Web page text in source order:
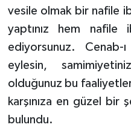
vesile olmak bir nafile
yaptınız hem nafile
ediyorsunuz. Cenab-
eylesin,
olduğunuz bu
karşınıza en güzel bir
bulundu.
Çorum Müftülüğü
Denizli Müftülüğü
Düzce Müftülüğü
Biyografiler
Diyanet TV
YAŞAM